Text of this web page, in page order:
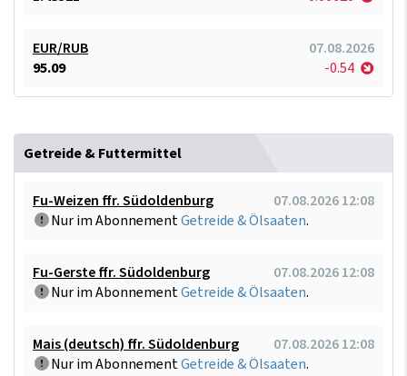
EUR/RUB
07.08.2026
95.09
-0.54
Getreide & Futtermittel
Fu-Weizen ffr. Südoldenburg
07.08.2026 12:08
Nur im AbonnementGetreide & Ölsaaten.
Fu-Gerste ffr. Südoldenburg
07.08.2026 12:08
Nur im AbonnementGetreide & Ölsaaten.
Mais (deutsch) ffr. Südoldenburg
07.08.2026 12:08
Nur im AbonnementGetreide & Ölsaaten.